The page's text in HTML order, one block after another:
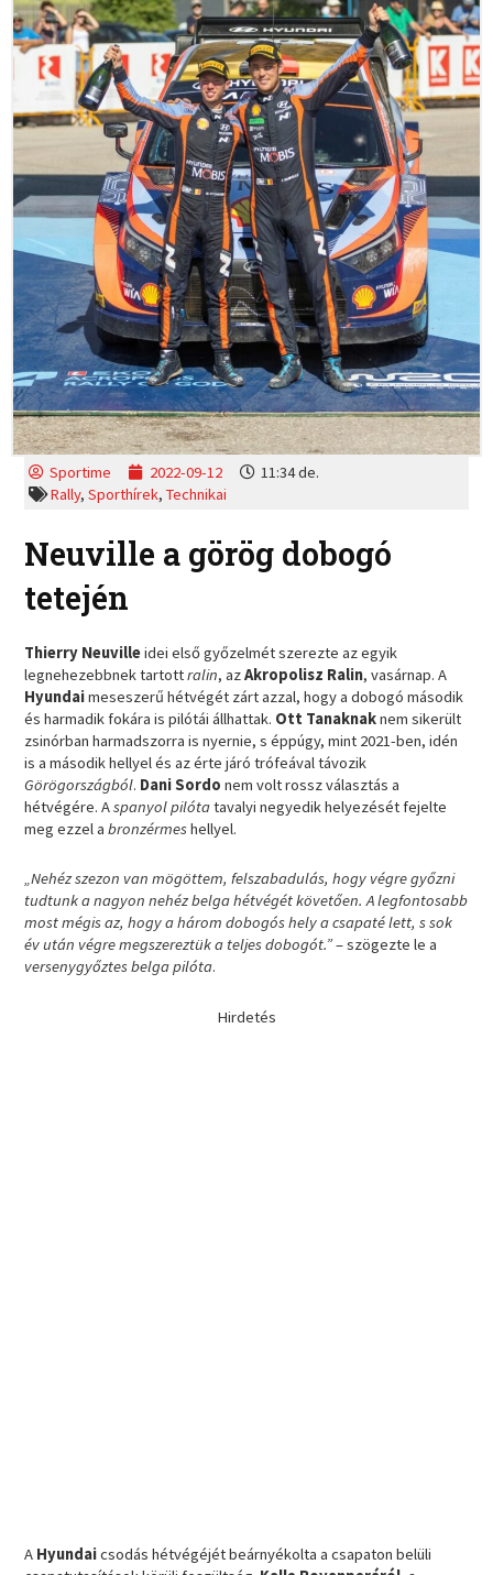
Sportime 2022-09-12
11:34 de.
Rally,Sporthírek,Technikai
Neuville a görög dobogó
tetején
Thierry Neuvilleidei első győzelmét szerezte az egyik
legnehezebbnek tartottralin, azAkropolisz Ralin, vasárnap. A
Hyundaimeseszerű hétvégét zárt azzal, hogy a dobogó második
és harmadik fokára is pilótái állhattak. Ott Tanaknaknem sikerült
zsinórban harmadszorra is nyernie, s éppúgy, mint 2021-ben, idén
is a második hellyel és az érte járó trófeával távozik
Görögországból. Dani Sordo nem volt rossz választás a
hétvégére. Aspanyol pilótatavalyi negyedik helyezését fejelte
meg ezzel abronzérmeshellyel.
„Nehéz szezon van mögöttem, felszabadulás, hogy végre győzni
tudtunk a nagyon nehéz belga hétvégét követően. A legfontosabb
most mégis az, hogy a három dobogós hely a csapaté lett, s sok
év után végre megszereztük a teljes dobogót.”– szögezte le a
versenygyőztes belga pilóta.
Hirdetés
A Hyundaicsodás hétvégéjét beárnyékolta a csapaton belüli